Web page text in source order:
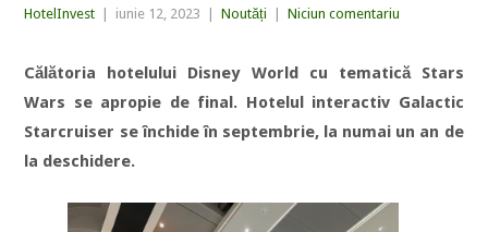
HotelInvest iunie 12, 2023 Noutăți Niciun comentariu
Călătoria hotelului Disney World cu tematică Stars
Wars se apropie de final. Hotelul interactiv Galactic
Starcruiser se închide în septembrie, la numai un an de
la deschidere.